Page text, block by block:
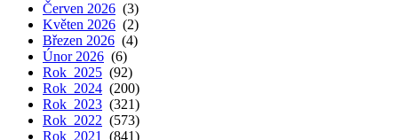
Červen 2026 (3)
Květen 2026 (2)
Březen 2026 (4)
Únor 2026 (6)
Rok 2025 (92)
Rok 2024 (200)
Rok 2023 (321)
Rok 2022 (573)
Rok 2021
(841)